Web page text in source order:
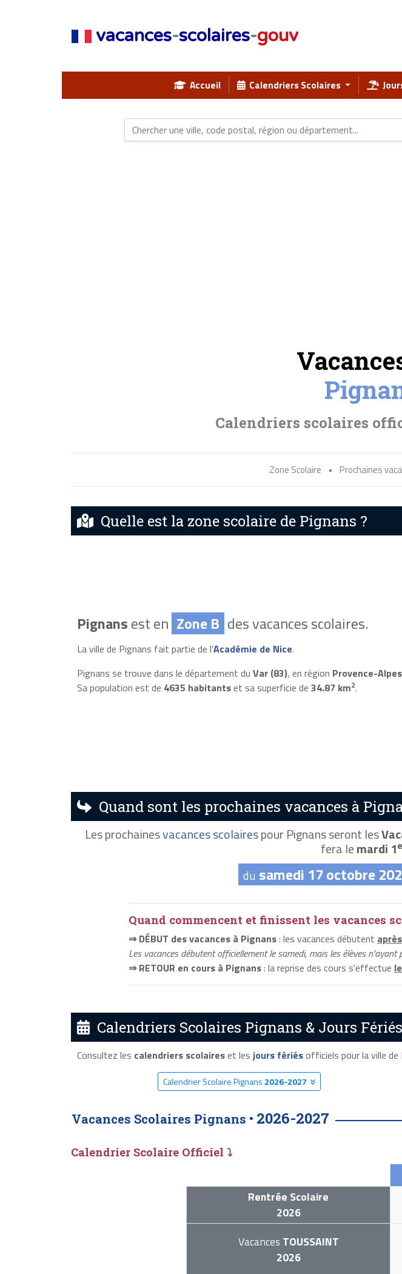
vacances-scolaires-gouv
Accueil Calendriers Scolaires
Calendriers scolaires
Zone Scolaire • Prochaines
Quelle est la zone scolaire de Pignans ?
Pignansest en Zone B des vacances scolaires.
La ville de Pignans fait partie de l'Académie de Nice.
Pignans se trouve dans le département du Var (83), en région Provence-
Sa population est de 4635 habitantset sa superficie de 34.87 km2.
Quand sont les prochaines vacances à
Les prochainesvacances scolairespour Pignans seront les
fera lemardi 1
du samedi 17 octobre
Quand commencent et finissent les vacances
⇒ DÉBUT des vacances à Pignans: les vacances débutent
Les vacances débutent officiellement le samedi, mais les élèves
⇒ RETOUR en cours à Pignans: la reprise des cours s'effectue
Calendriers Scolaires Pignans & Jours Fériés
Consultez les calendriers scolaireset les jours fériésofficiels pour la ville de
Calendrier Scolaire Pignans 2026-2027
Vacances Scolaires Pignans • 2026-2027
Calendrier Scolaire Officiel ⤵
Rentrée Scolaire
2026
Vacances TOUSSAINT
2026